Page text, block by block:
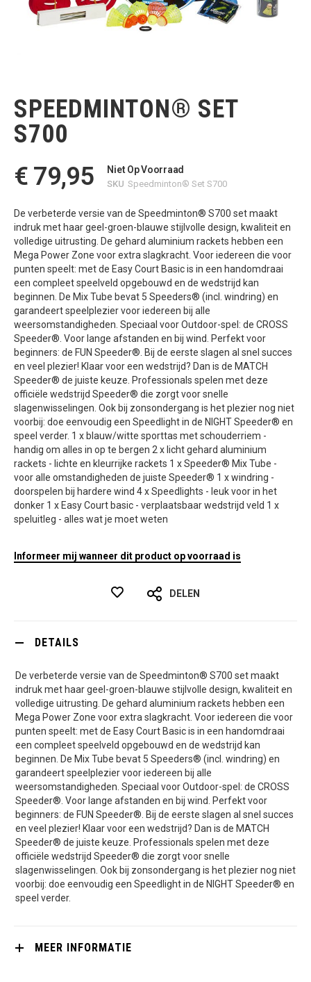
begin
van
de
afbeeldingen-
SPEEDMINTON® SET
S700
€ 79,95
Niet Op Voorraad
SKU Speedminton® Set S700
De verbeterde versie van de Speedminton® S700 set maakt
indruk met haar geel-groen-blauwe stijlvolle design, kwaliteit en
volledige uitrusting. De gehard aluminium rackets hebben een
Mega Power Zone voor extra slagkracht. Voor iedereen die voor
punten speelt: met de Easy Court Basic is in een handomdraai
een compleet speelveld opgebouwd en de wedstrijd kan
beginnen. De Mix Tube bevat 5 Speeders® (incl. windring) en
garandeert speelplezier voor iedereen bij alle
weersomstandigheden. Speciaal voor Outdoor-spel: de CROSS
Speeder®. Voor lange afstanden en bij wind. Perfekt voor
beginners: de FUN Speeder®. Bij de eerste slagen al snel succes
en veel plezier! Klaar voor een wedstrijd? Dan is de MATCH
Speeder® de juiste keuze. Professionals spelen met deze
officiële wedstrijd Speeder® die zorgt voor snelle
slagenwisselingen. Ook bij zonsondergang is het plezier nog niet
voorbij: doe eenvoudig een Speedlight in de NIGHT Speeder® en
speel verder. 1 x blauw/witte sporttas met schouderriem -
handig om alles in op te bergen 2 x licht gehard aluminium
rackets - lichte en kleurrijke rackets 1 x Speeder® Mix Tube -
voor alle omstandigheden de juiste Speeder® 1 x windring -
doorspelen bij hardere wind 4 x Speedlights - leuk voor in het
donker 1 x Easy Court basic - verplaatsbaar wedstrijd veld 1 x
speluitleg - alles wat je moet weten
Informeer mij wanneer dit product op voorraad is
DELEN
DETAILS
De verbeterde versie van de Speedminton® S700 set maakt
indruk met haar geel-groen-blauwe stijlvolle design, kwaliteit en
volledige uitrusting. De gehard aluminium rackets hebben een
Mega Power Zone voor extra slagkracht. Voor iedereen die voor
punten speelt: met de Easy Court Basic is in een handomdraai
een compleet speelveld opgebouwd en de wedstrijd kan
beginnen. De Mix Tube bevat 5 Speeders® (incl. windring) en
garandeert speelplezier voor iedereen bij alle
weersomstandigheden. Speciaal voor Outdoor-spel: de CROSS
Speeder®. Voor lange afstanden en bij wind. Perfekt voor
beginners: de FUN Speeder®. Bij de eerste slagen al snel succes
en veel plezier! Klaar voor een wedstrijd? Dan is de MATCH
Speeder® de juiste keuze. Professionals spelen met deze
officiële wedstrijd Speeder® die zorgt voor snelle
slagenwisselingen. Ook bij zonsondergang is het plezier nog niet
voorbij: doe eenvoudig een Speedlight in de NIGHT Speeder® en
speel verder.
MEER INFORMATIE